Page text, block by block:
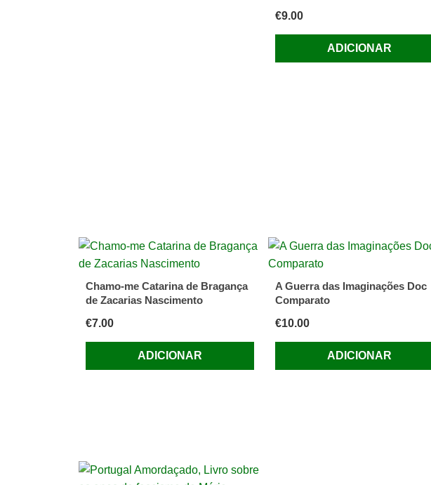
€9.00
ADICIONAR
Chamo-me Catarina de Bragança
de Zacarias Nascimento
€7.00
ADICIONAR
A Guerra das Imaginações Doc
Comparato
€10.00
ADICIONAR